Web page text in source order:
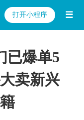
打开小程序 ☰
已爆单5
卖新兴